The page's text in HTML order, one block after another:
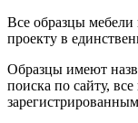
Все образцы
проекту в
Образцы имеют
поиска по сайту,